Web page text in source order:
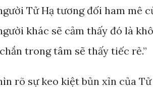
Tử Hạ tương đối ham mê
khác sẽ cảm thấy đó là
trong tâm sẽ thấy tiếc rẻ.”
rõ sự keo kiệt bủn xỉn của